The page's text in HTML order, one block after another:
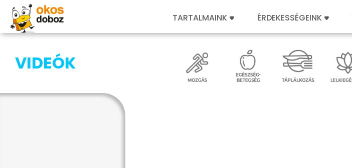
TARTALMAINK ÉRDEKESSÉGEINK
VIDEÓK